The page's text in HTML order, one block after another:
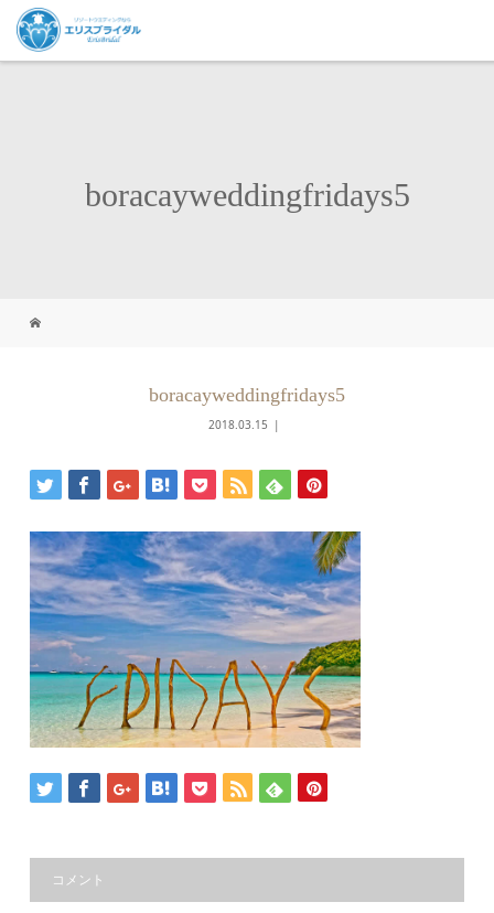
boracayweddingfridays5
boracayweddingfridays5
2018.03.15
コメント